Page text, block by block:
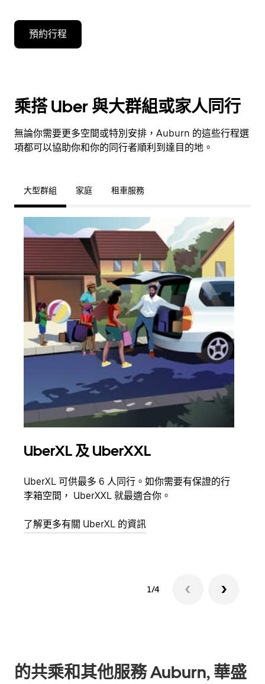
預約行程
乘搭 Uber 與大群組或家人同行
無論你需要更多空間或特別安排，Auburn 的這些行程選
項都可以協助你和你的同行者順利到達目的地。
大型群組 家庭 租車服務
UberXL 及 UberXXL
UberXL 可供最多 6 人同行。如你需要有保證的行
李箱空間， UberXXL 就最適合你。
了解更多有關 UberXL 的資訊
1/4
的共乘和其他服務 Auburn, 華盛